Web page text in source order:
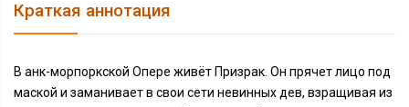
Краткая аннотация
В анк-морпоркской Опере живёт Призрак. Он прячет лицо под
маской и заманивает в свои сети невинных дев, взращивая из